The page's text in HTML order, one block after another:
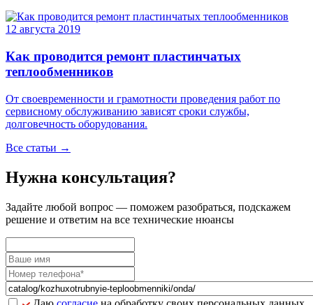
12 августа 2019
Как проводится ремонт пластинчатых
теплообменников
От своевременности и грамотности проведения работ по
сервисному обслуживанию зависят сроки службы,
долговечность оборудования.
Все статьи →
Нужна консультация?
Задайте любой вопрос — поможем разобраться, подскажем
решение и ответим на все технические нюансы